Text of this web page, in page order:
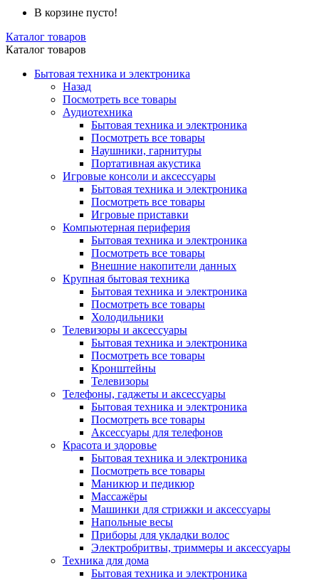
В корзине пусто!
Каталог товаров
Каталог товаров
Бытовая техника и электроника
Назад
Посмотреть все товары
Аудиотехника
Бытовая техника и электроника
Посмотреть все товары
Наушники, гарнитуры
Портативная акустика
Игровые консоли и аксессуары
Бытовая техника и электроника
Посмотреть все товары
Игровые приставки
Компьютерная периферия
Бытовая техника и электроника
Посмотреть все товары
Внешние накопители данных
Крупная бытовая техника
Бытовая техника и электроника
Посмотреть все товары
Холодильники
Телевизоры и аксессуары
Бытовая техника и электроника
Посмотреть все товары
Кронштейны
Телевизоры
Телефоны, гаджеты и аксессуары
Бытовая техника и электроника
Посмотреть все товары
Аксессуары для телефонов
Красота и здоровье
Бытовая техника и электроника
Посмотреть все товары
Маникюр и педикюр
Массажёры
Машинки для стрижки и аксессуары
Напольные весы
Приборы для укладки волос
Электробритвы, триммеры и аксессуары
Техника для дома
Бытовая техника и электроника